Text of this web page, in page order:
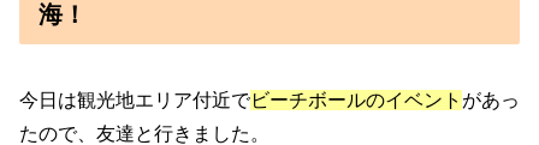
海！
今日は観光地エリア付近でビーチボールのイベント があっ
たので、友達と行きました。